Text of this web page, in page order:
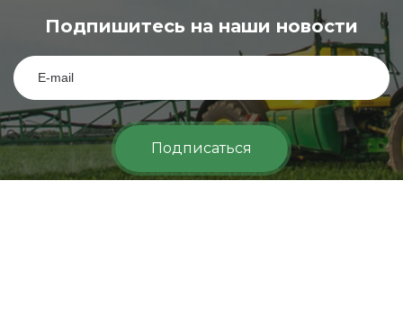
Подпишитесь на наши новости
Подписаться